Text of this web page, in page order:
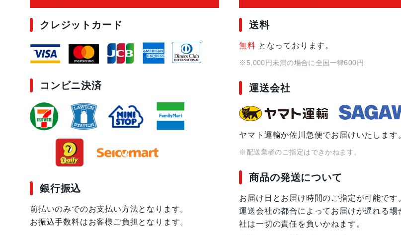
クレジットカード
コンビニ決済
銀行振込
前払いのみでのお支払い方法となります。
お振込手数料はお客様ご負担となります。
送料
無料 となっております。
※5,000円未満の場合に全国一律600円
運送会社
ヤマト運輸か佐川急便でお届けいたします
※配送業者のご指定はできかねます。
商品の発送について
お届け日とお届け時間のご指定が可能です
運送会社の都合によってお届けが遅れる場
社は一切の責任を負いかねます。